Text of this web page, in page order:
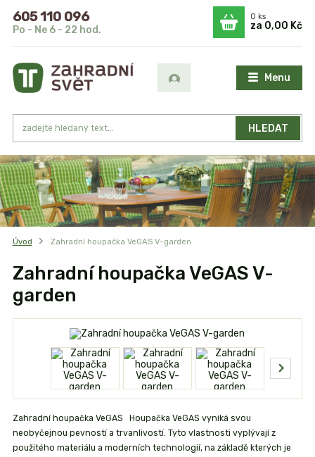
Menu
HLEDAT
605 110 096
Po - Ne 6 - 22 hod.
0ks
za 0,00 Kč
Úvod Zahradní houpačka VeGAS V-garden
Zahradní houpačka VeGAS V-
garden
Zahradní houpačka VeGAS Houpačka VeGAS vyniká svou
neobyčejnou pevností a trvanlivostí. Tyto vlastnosti vyplývají z
použitého materiálu a moderních technologií, na základě kterých je